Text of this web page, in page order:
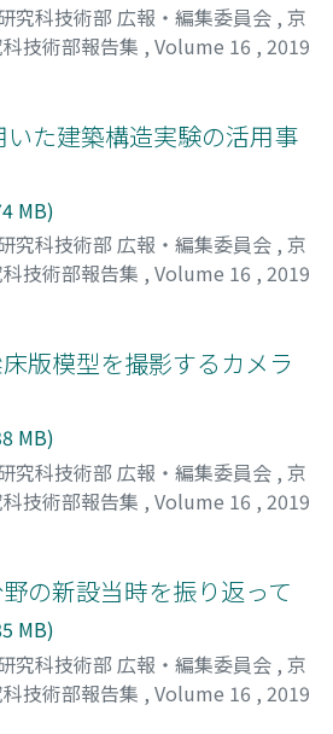
究科技術部 広報・編集委員会 , 京
技術部報告集 , Volume 16 , 2019
た建築構造実験の活用事
MB)
究科技術部 広報・編集委員会 , 京
技術部報告集 , Volume 16 , 2019
版模型を撮影するカメラ
MB)
究科技術部 広報・編集委員会 , 京
技術部報告集 , Volume 16 , 2019
の新設当時を振り返って
MB)
究科技術部 広報・編集委員会 , 京
技術部報告集 , Volume 16 , 2019